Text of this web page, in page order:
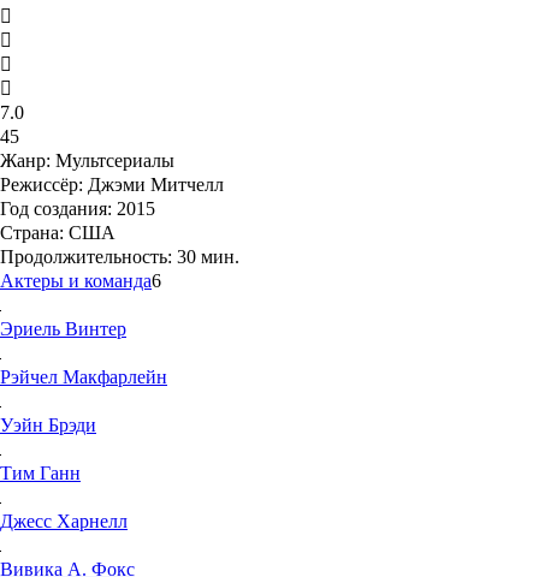
7.0
45
Жанр: Мультсериалы
Режиссёр: Джэми Митчелл
Год создания: 2015
Страна: США
Продолжительность: 30 мин.
Актеры и команда6
Эриель Винтер
Рэйчел Макфарлейн
Уэйн Брэди
Тим Ганн
Джесс Харнелл
Вивика А. Фокс